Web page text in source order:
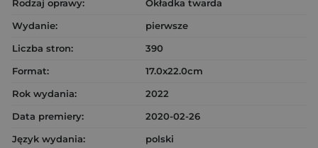
Rodzaj oprawy:
Okładka twarda
Wydanie:
pierwsze
Liczba stron:
390
Format:
17.0x22.0cm
Rok wydania:
2022
Data premiery:
2020-02-26
Język wydania:
polski